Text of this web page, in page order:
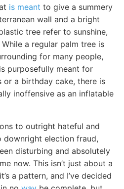
is meant to give a summery
wall and a bright
tree refer to sunshine,
a regular palm tree is
for many people,
purposefully meant for
or a birthday cake, there is
inoffensive as an inflatable
to outright hateful and
downright election fraud,
disturbing and absolutely
now. This isn’t just about a
a pattern, and I’ve decided